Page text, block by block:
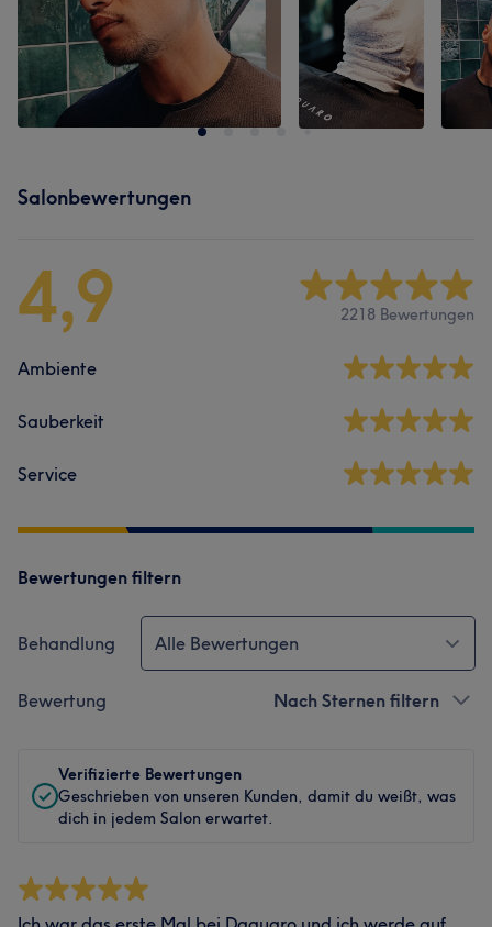
Salonbewertungen
4,9 2218 Bewertungen
Ambiente
Sauberkeit
Service
Bewertungen filtern
Behandlung Alle Bewertungen
Bewertung Nach Sternen filtern
Verifizierte Bewertungen
Geschrieben von unseren Kunden, damit du weißt, was
dich in jedem Salon erwartet.